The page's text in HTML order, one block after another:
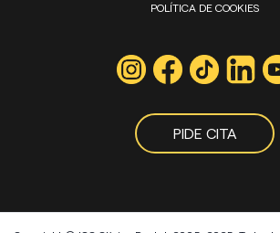
POLÍTICA DE COOKIES
PIDE CITA